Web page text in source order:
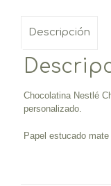
Descripción
Chocolatina Nestlé
personalizado.
Papel estucado mate